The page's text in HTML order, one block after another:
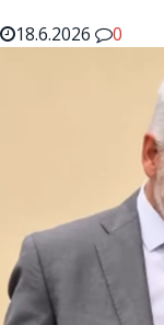
18.6.2026
0